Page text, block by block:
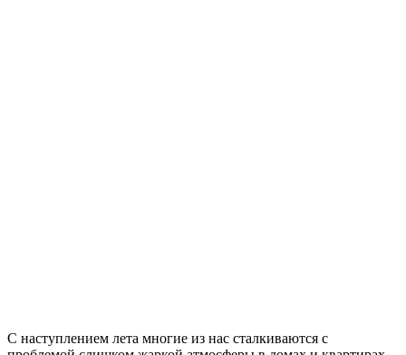
С наступлением лета многие из нас сталкиваются с